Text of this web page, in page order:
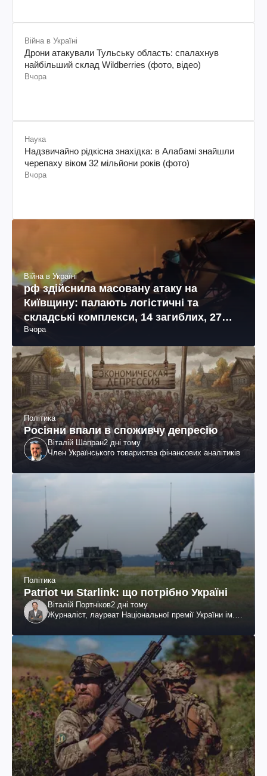
Війна в Україні
Дрони атакували Тульську область: спалахнув
найбільший склад Wildberries (фото, відео)
Вчора
Наука
Надзвичайно рідкісна знахідка: в Алабамі знайшли
черепаху віком 32 мільйони років (фото)
Вчора
Війна в Україні
рф здійснила масовану атаку на
Київщину: палають логістичні та
складські комплекси, 14 загиблих, 27
поранених (фото, відео)
Вчора
Політика
Росіяни впали в споживчу депресію
Віталій Шапран2 дні тому
Член Українського товариства фінансових аналітиків
Політика
Patriot чи Starlink: що потрібно Україні
Віталій Портніков2 дні тому
Журналіст, лауреат Національної премії України ім.